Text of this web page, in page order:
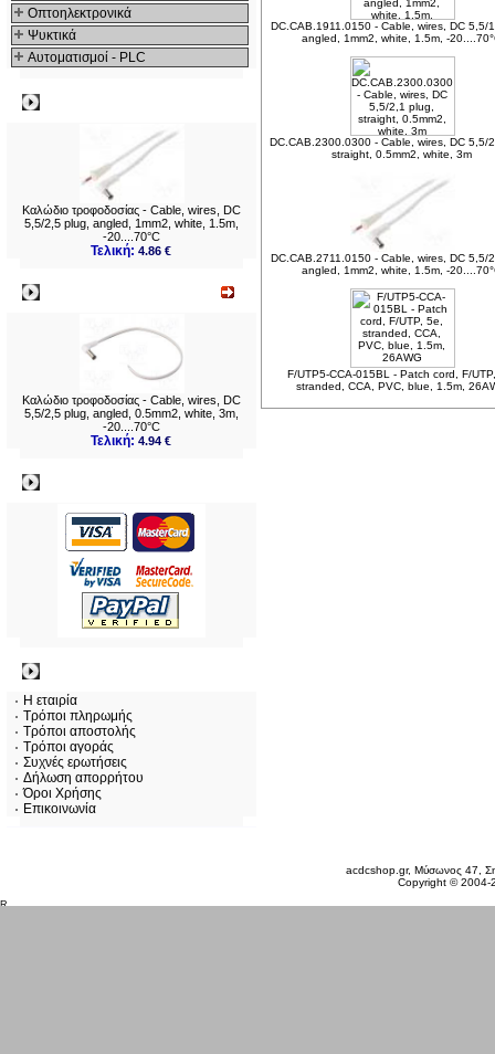
Οπτοηλεκτρονικά
Ψυκτικά
Αυτοματισμοί - PLC
Καλώδιο τροφοδοσίας - Cable, wires, DC
5,5/2,5 plug, angled, 1mm2, white, 1.5m,
-20....70°C
Τελική:4.86 €
Καλώδιο τροφοδοσίας - Cable, wires, DC
5,5/2,5 plug, angled, 0.5mm2, white, 3m,
-20....70°C
Τελική:4.94 €
Η εταιρία
Τρόποι πληρωμής
Τρόποι αποστολής
Τρόποι αγοράς
Συχνές ερωτήσεις
Δήλωση απορρήτου
Όροι Χρήσης
Επικοινωνία
DC.CAB.1911.0150 - Cable, wires, DC 5,5/
angled, 1mm2, white, 1.5m, -
DC.CAB.2300.0300 - Cable, wires, DC 5,5/
straight, 0.5mm2, white, 3m
DC.CAB.2711.0150 - Cable, wires, DC 5,5/
angled, 1mm2, white, 1.5m, -
F/UTP5-CCA-015BL - Patch cord, F/
stranded, CCA, PVC, blue, 1.5m,
acdcshop.gr, Μύσωνος 47,
Copyright ©